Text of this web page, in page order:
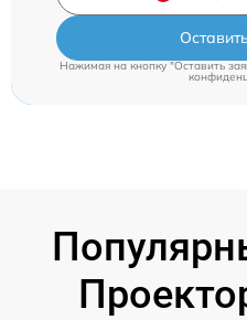
Нажимая на кнопку "Оставить